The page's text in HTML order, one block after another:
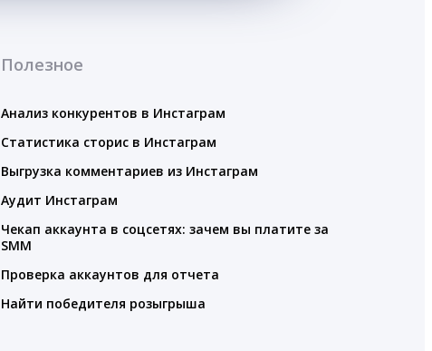
Полезное
Анализ конкурентов в Инстаграм
Статистика сторис в Инстаграм
Выгрузка комментариев из Инстаграм
Аудит Инстаграм
Чекап аккаунта в соцсетях: зачем вы платите за
SMM
Проверка аккаунтов для отчета
Найти победителя розыгрыша